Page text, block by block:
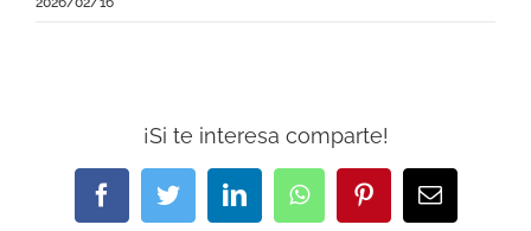
¡Si te interesa comparte!
FacebookTwitterLinkedInWhatsAppPinterestCorreo